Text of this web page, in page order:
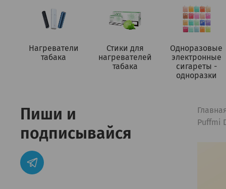
Нагреватели
табака
Стики для
нагревателей
табака
Одноразовые
электронные
сигареты -
одноразки
Puffmi
Пиши и
подписывайся